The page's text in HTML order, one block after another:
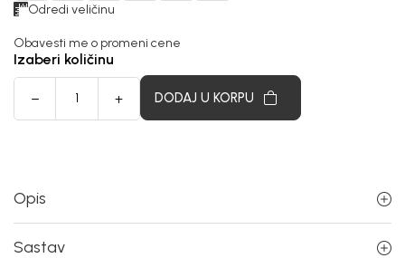
Odredi veličinu
Obavesti me o promeni cene
Izaberi količinu
DODAJ U KORPU
Opis
Sastav